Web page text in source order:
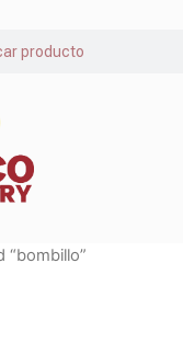
“bombillo”